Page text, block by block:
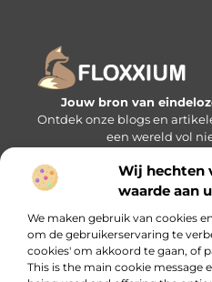
Wij hechten
waarde aan
We maken gebruik van cookies
om de gebruikerservaring te
cookies' om akkoord te gaan, of
This is the main cookie message
Jouw bron van
Ontdek onze blogs en
een wereld vol
Bericht categorie
Onze informatie